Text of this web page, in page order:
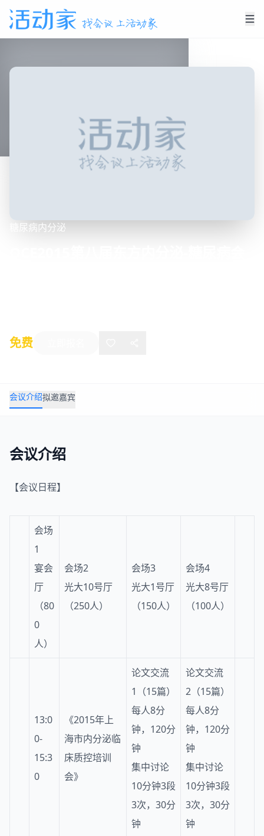
糖尿病内分泌
免费
会议介绍拟邀嘉宾
会议介绍
【会议日程】
会场
1
宴会
厅
（80
0
人）
会场2
光大10号厅
（250人）
会场3
光大1号厅
（150人）
会场4
光大8号厅
（100人）
13:0
0-
15:3
0
《2015年上
海市内分泌临
床质控培训
会》
论文交流
1（15篇）
每人8分
钟，120分
钟
集中讨论
10分钟3段
3次，30分
钟
论文交流
2（15篇）
每人8分
钟，120分
钟
集中讨论
10分钟3段
3次，30分
钟